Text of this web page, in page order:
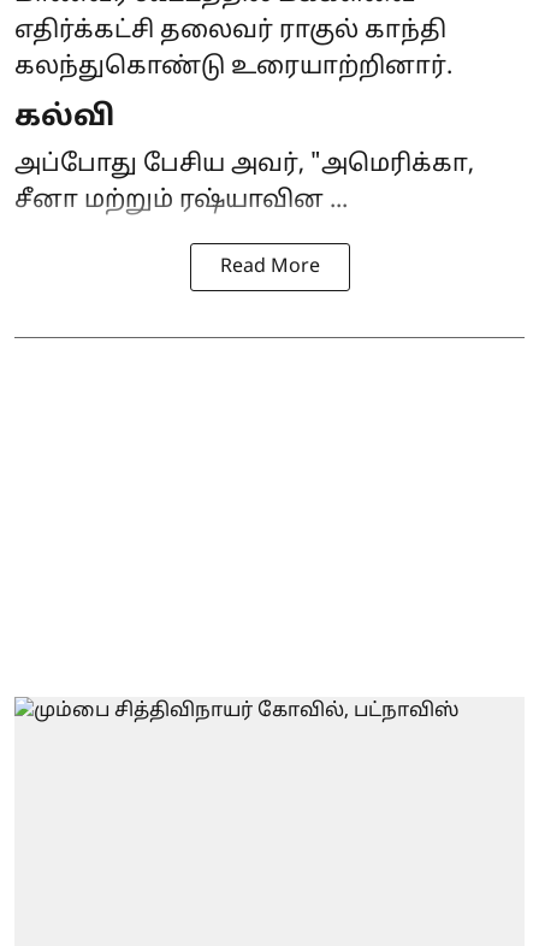
எதிர்க்கட்சி தலைவர் ராகுல் காந்தி
கலந்துகொண்டு உரையாற்றினார்.
கல்வி
அப்போது பேசிய அவர், "அமெரிக்கா,
சீனா மற்றும் ரஷ்யாவின ...
Read More